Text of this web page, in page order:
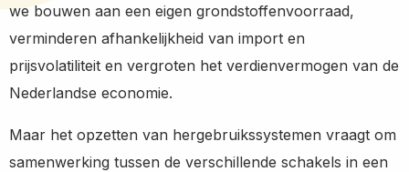
we bouwen aan een eigen grondstoffenvoorraad,
verminderen afhankelijkheid van import en
prijsvolatiliteit en vergroten het verdienvermogen van de
Nederlandse economie.
Maar het opzetten van hergebruikssystemen vraagt om
samenwerking tussen de verschillende schakels in een